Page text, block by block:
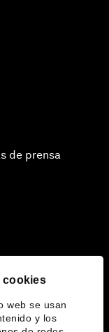
cookies
web se usan
y los
de prensa